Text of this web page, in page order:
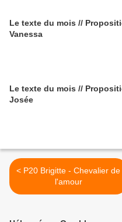
Le texte du mois //
Vanessa
Le texte du mois //
Josée
< P20 Brigitte - Chevalier de
l'amour